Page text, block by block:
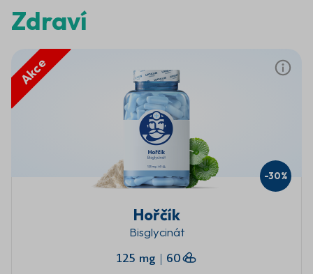
Zdraví
Akce
Hořčík
Bisglycinát
125 mg | 60
-30%